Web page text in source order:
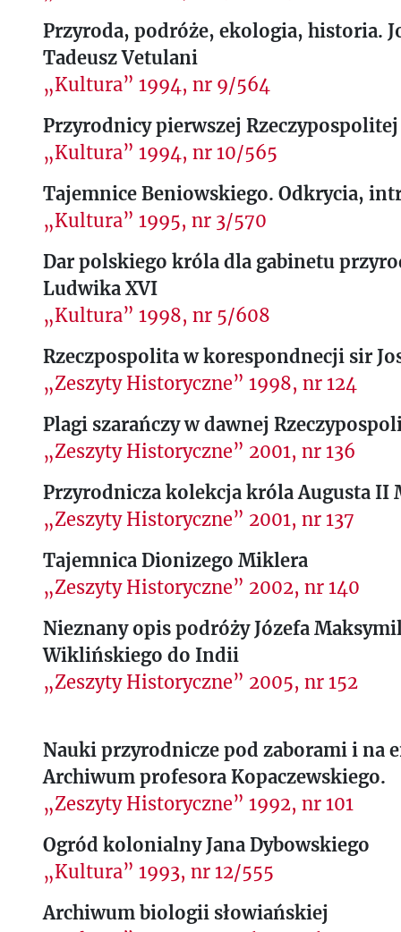
Przyroda, podróże, ekologia, historia.
Tadeusz Vetulani
„Kultura” 1994, nr 9/564
Przyrodnicy pierwszej Rzeczypospolitej
„Kultura” 1994, nr 10/565
Tajemnice Beniowskiego. Odkrycia,
„Kultura” 1995, nr 3/570
Dar polskiego króla dla gabinetu
Ludwika XVI
„Kultura” 1998, nr 5/608
Rzeczpospolita w korespondnecji sir
„Zeszyty Historyczne” 1998, nr 124
Plagi szarańczy w dawnej
„Zeszyty Historyczne” 2001, nr 136
Przyrodnicza kolekcja króla Augusta II
„Zeszyty Historyczne” 2001, nr 137
Tajemnica Dionizego Miklera
„Zeszyty Historyczne” 2002, nr 140
Nieznany opis podróży Józefa
Wiklińskiego do Indii
„Zeszyty Historyczne” 2005, nr 152
Nauki przyrodnicze pod zaborami i na
Archiwum profesora Kopaczewskiego.
„Zeszyty Historyczne” 1992, nr 101
Ogród kolonialny Jana Dybowskiego
„Kultura” 1993, nr 12/555
Archiwum biologii słowiańskiej